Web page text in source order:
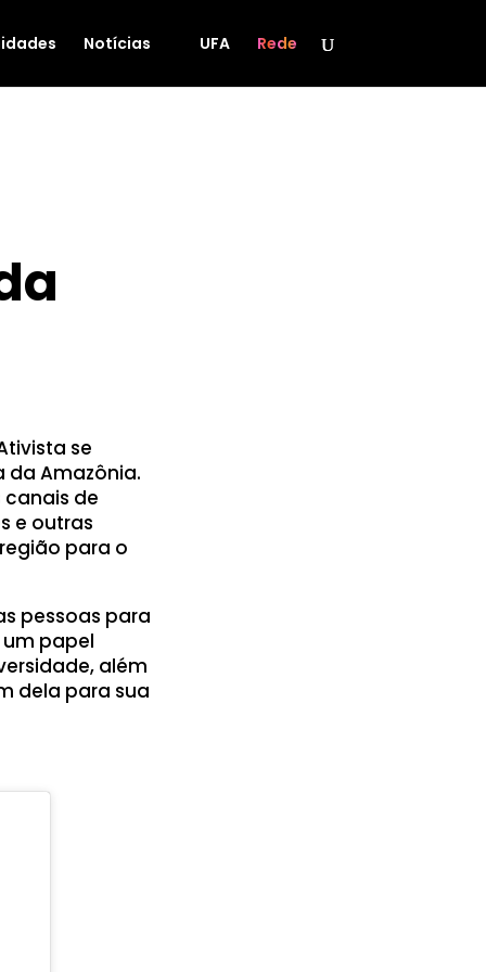
Notícias UFA Rede
se
da Amazônia.
de
e outras
para o
pessoas para
papel
além
dela para sua